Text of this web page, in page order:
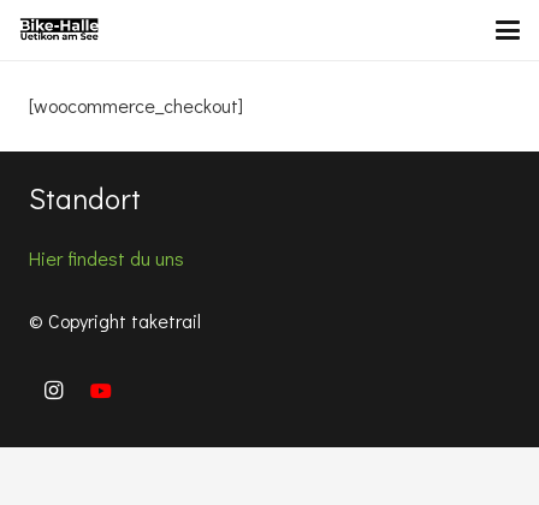
[woocommerce_checkout]
Standort
Hier findest du uns
© Copyright taketrail